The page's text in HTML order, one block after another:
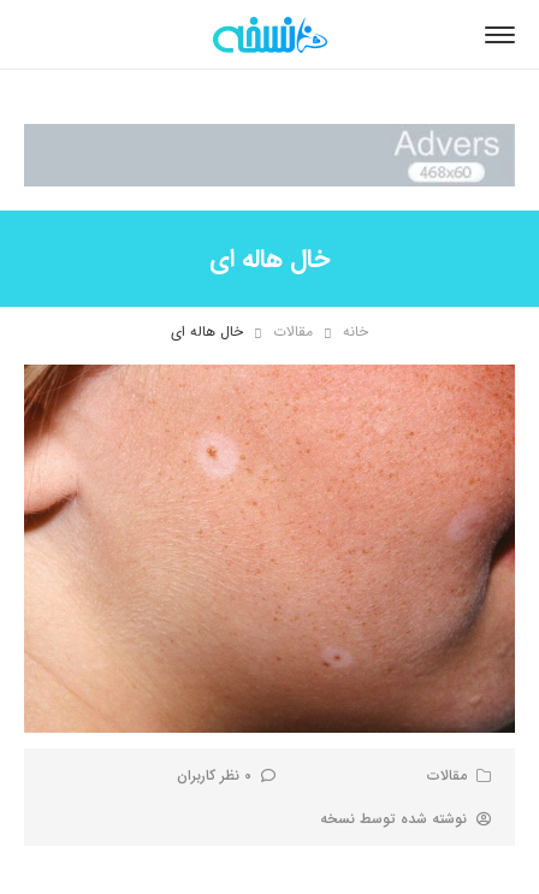
خال هاله ای
خانه مقالات خال هاله ای
مقالات
0 نظر کاربران
نوشته شده توسط نسخه